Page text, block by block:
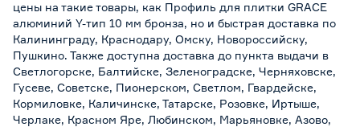
цены на такие товары, как Профиль для плитки GRACE
алюминий Y-тип 10 мм бронза, но и быстрая доставка по
Калининграду, Краснодару, Омску, Новороссийску,
Пушкино. Также доступна доставка до пункта выдачи в
Светлогорске, Балтийске, Зеленоградске, Черняховске,
Гусеве, Советске, Пионерском, Светлом, Гвардейске,
Кормиловке, Каличинске, Татарске, Розовке, Иртыше,
Черлаке, Красном Яре, Любинском, Марьяновке, Азово,